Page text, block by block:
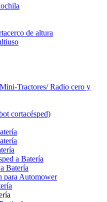
de altura
Tractores/ Radio cero y
cortacésped)
a Batería
Batería
para Automower